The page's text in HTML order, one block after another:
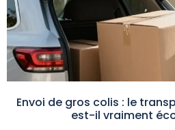
Envoi de gros colis : le
est-il vraiment